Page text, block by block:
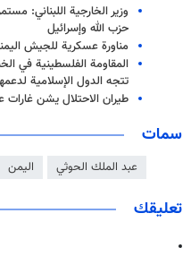
وزير الخارجية اللبناني:
حزب الله وإسرائيل
​مناورة عسكرية للجيش
المقاومة الفلسطينية في
تتجه الدول الإسلامية
طيران الاحتلال يشن
سمات
عبد الملك الحوثي اليمن
تعليقك